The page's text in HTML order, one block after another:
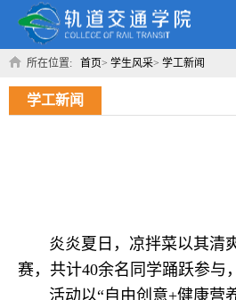
所在位置: 首页> 学生风采> 学工新闻
学工新闻
炎炎夏日，凉拌菜以其清爽
赛，共计40余名同学踊跃参与
活动以“自由创意+健康营养